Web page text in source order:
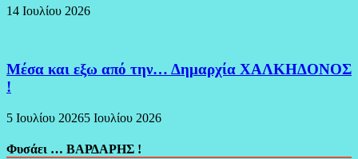
14 Ιουλίου 2026
Μέσα και εξω από την… Δημαρχία ΧΑΛΚΗΔΟΝΟΣ
!
5 Ιουλίου 20265 Ιουλίου 2026
Φυσάει … ΒΑΡΔΑΡΗΣ !